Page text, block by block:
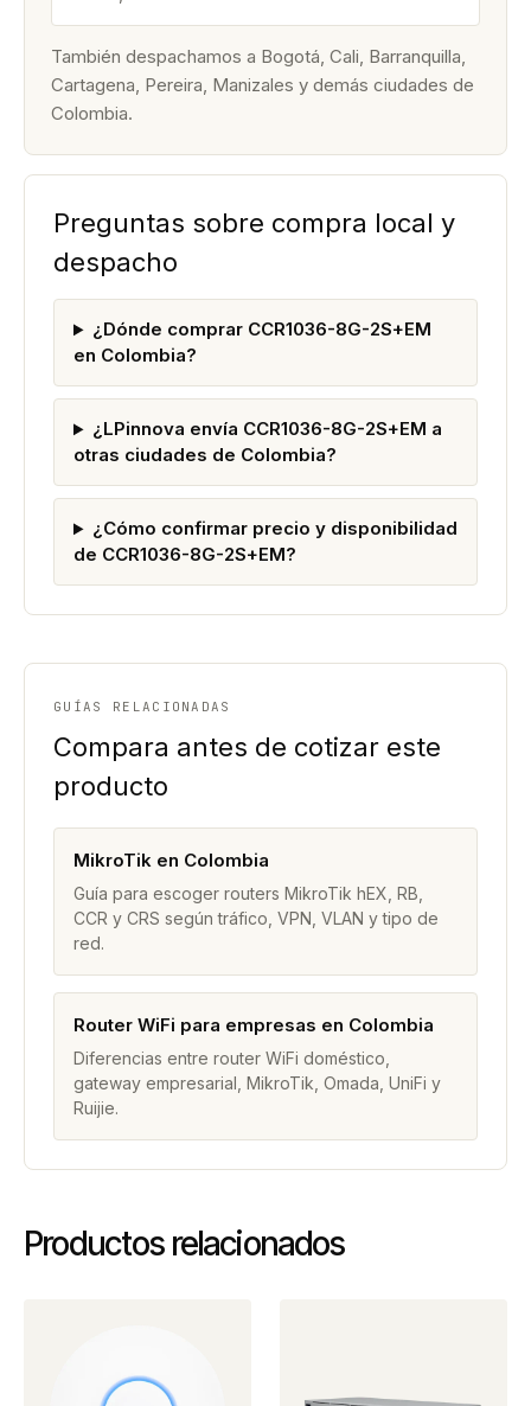
También despachamos a Bogotá, Cali, Barranquilla,
Cartagena, Pereira, Manizales y demás ciudades de
Colombia.
Preguntas sobre compra local y
despacho
¿Dónde comprar CCR1036-8G-2S+EM
en Colombia?
¿LPinnova envía CCR1036-8G-2S+EM a
otras ciudades de Colombia?
¿Cómo confirmar precio y disponibilidad
de CCR1036-8G-2S+EM?
GUÍAS RELACIONADAS
Compara antes de cotizar este
producto
MikroTik en Colombia
Guía para escoger routers MikroTik hEX, RB,
CCR y CRS según tráfico, VPN, VLAN y tipo de
red.
Router WiFi para empresas en Colombia
Diferencias entre router WiFi doméstico,
gateway empresarial, MikroTik, Omada, UniFi y
Ruijie.
Productos relacionados